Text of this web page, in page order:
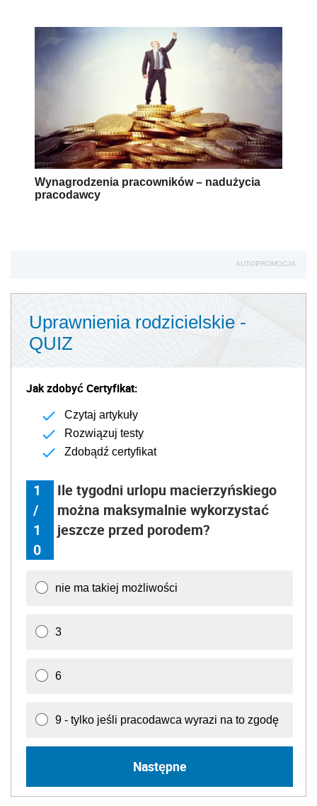
Wynagrodzenia pracowników – nadużycia
pracodawcy
AUTOPROMOCJA
Uprawnienia rodzicielskie -
QUIZ
Jak zdobyć Certyfikat:
Czytaj artykuły
Rozwiązuj testy
Zdobądź certyfikat
1
/
1
0
Ile tygodni urlopu macierzyńskiego
można maksymalnie wykorzystać
jeszcze przed porodem?
nie ma takiej możliwości
3
6
9 - tylko jeśli pracodawca wyrazi na to zgodę
Następne